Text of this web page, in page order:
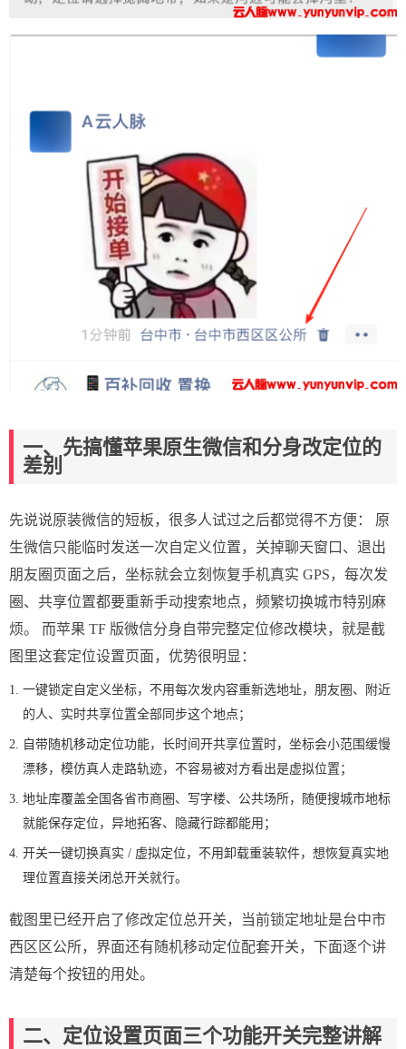
一、先搞懂苹果原生微信和分身改定位的
差别
先说说原装微信的短板，很多人试过之后都觉得不方便： 原
生微信只能临时发送一次自定义位置，关掉聊天窗口、退出
朋友圈页面之后，坐标就会立刻恢复手机真实 GPS，每次发
圈、共享位置都要重新手动搜索地点，频繁切换城市特别麻
烦。 而苹果 TF 版微信分身自带完整定位修改模块，就是截
图里这套定位设置页面，优势很明显：
一键锁定自定义坐标，不用每次发内容重新选地址，朋友圈、附近
的人、实时共享位置全部同步这个地点；
自带随机移动定位功能，长时间开共享位置时，坐标会小范围缓慢
漂移，模仿真人走路轨迹，不容易被对方看出是虚拟位置；
地址库覆盖全国各省市商圈、写字楼、公共场所，随便搜城市地标
就能保存定位，异地拓客、隐藏行踪都能用；
开关一键切换真实 / 虚拟定位，不用卸载重装软件，想恢复真实地
理位置直接关闭总开关就行。
截图里已经开启了修改定位总开关，当前锁定地址是台中市
西区区公所，界面还有随机移动定位配套开关，下面逐个讲
清楚每个按钮的用处。
二、定位设置页面三个功能开关完整讲解